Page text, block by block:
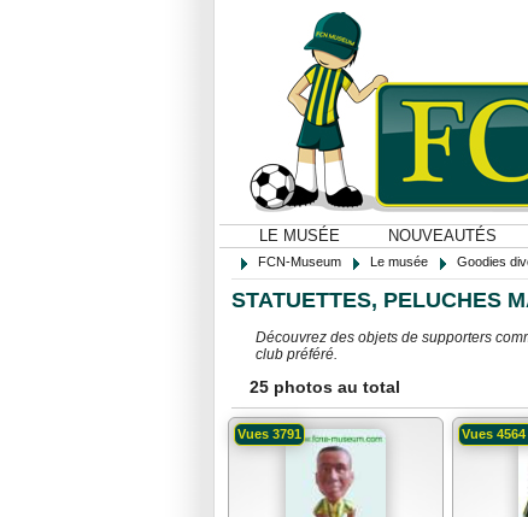
LE MUSÉE NOUVEAUTÉS
FCN-Museum Le musée Goodies
STATUETTES, PELUCHES
Découvrez des objets de supporters
club préféré.
25 photos au total
Vues 3791 Vues